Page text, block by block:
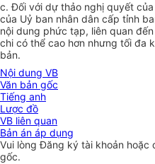
c. Đối với dự thảo nghị quyết
của Uỷ ban nhân dân cấp tỉnh
nội dung phức tạp, liên quan
chi có thể cao hơn nhưng tối đa
bản.
Nội dung VB
Văn bản gốc
Tiếng anh
Lược đồ
VB liên quan
Bản án áp dụng
Vui lòngĐăng ký tài khoản hoặc
gốc.